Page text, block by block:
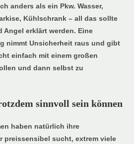
anders als ein Pkw. Wasser,
Kühlschrank – all das sollte
Angel erklärt werden. Eine
nimmt Unsicherheit raus und gibt
einfach mit einem großen
und dann selbst zu
sinnvoll sein können
haben natürlich ihre
preissensibel sucht, extrem viele